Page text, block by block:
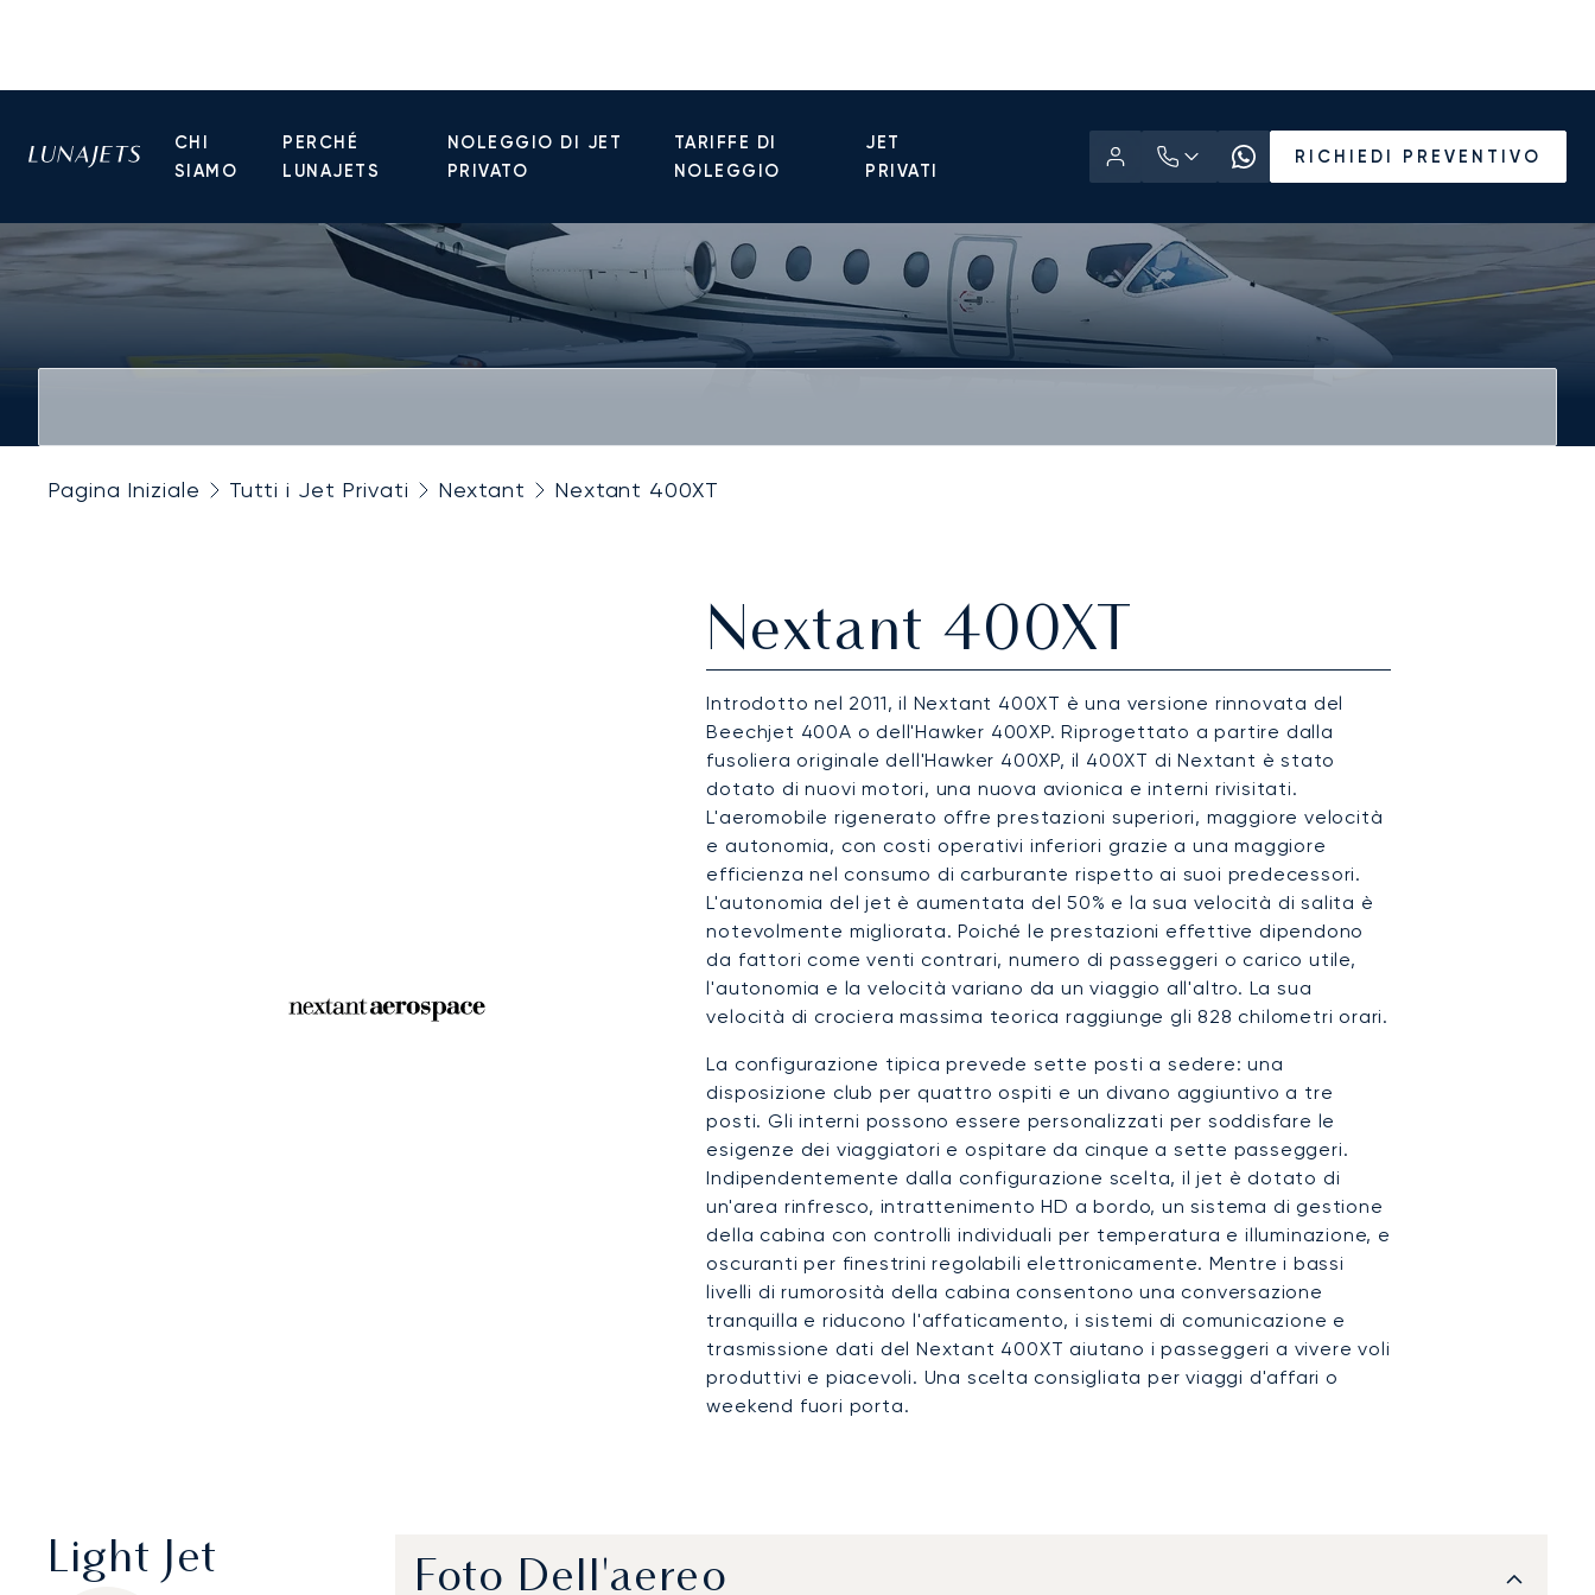
CHI
SIAMO
PERCHÉ
LUNAJETS
NOLEGGIO DI JET
PRIVATO
TARIFFE DI
NOLEGGIO
JET
PRIVATI
RICHIEDI PREVENTIVO
Pagina Iniziale Tutti i Jet Privati Nextant Nextant 400XT
Nextant 400XT
Introdotto nel 2011, il Nextant 400XT è una versione rinnovata del
Beechjet 400A o dell'Hawker 400XP. Riprogettato a partire dalla
fusoliera originale dell'Hawker 400XP, il 400XT di Nextant è stato
dotato di nuovi motori, una nuova avionica e interni rivisitati.
L'aeromobile rigenerato offre prestazioni superiori, maggiore velocità
e autonomia, con costi operativi inferiori grazie a una maggiore
efficienza nel consumo di carburante rispetto ai suoi predecessori.
L'autonomia del jet è aumentata del 50% e la sua velocità di salita è
notevolmente migliorata. Poiché le prestazioni effettive dipendono
da fattori come venti contrari, numero di passeggeri o carico utile,
l'autonomia e la velocità variano da un viaggio all'altro. La sua
velocità di crociera massima teorica raggiunge gli 828 chilometri orari.
La configurazione tipica prevede sette posti a sedere: una
disposizione club per quattro ospiti e un divano aggiuntivo a tre
posti. Gli interni possono essere personalizzati per soddisfare le
esigenze dei viaggiatori e ospitare da cinque a sette passeggeri.
Indipendentemente dalla configurazione scelta, il jet è dotato di
un'area rinfresco, intrattenimento HD a bordo, un sistema di gestione
della cabina con controlli individuali per temperatura e illuminazione, e
oscuranti per finestrini regolabili elettronicamente. Mentre i bassi
livelli di rumorosità della cabina consentono una conversazione
tranquilla e riducono l'affaticamento, i sistemi di comunicazione e
trasmissione dati del Nextant 400XT aiutano i passeggeri a vivere voli
produttivi e piacevoli. Una scelta consigliata per viaggi d'affari o
weekend fuori porta.
Light Jet Foto Dell'aereo